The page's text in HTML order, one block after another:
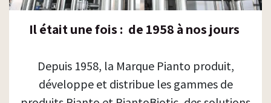
Il était une fois : de 1958 à nos jours
Depuis 1958, la Marque Pianto produit,
développe et distribue les gammes de